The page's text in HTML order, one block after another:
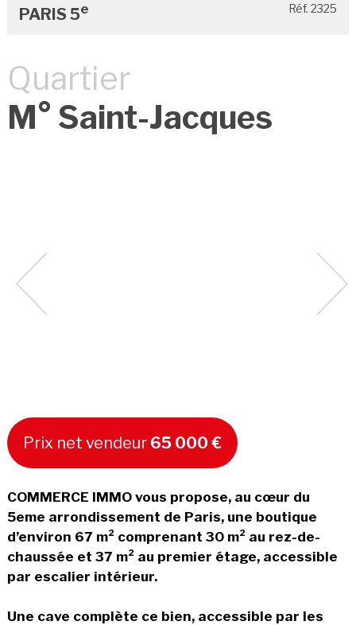
PARIS 5e Réf. 2325
Quartier
M° Saint-Jacques
Prix net vendeur 65 000 €
COMMERCE IMMO vous propose, au cœur du
5eme arrondissement de Paris, une boutique
d’environ 67 m² comprenant 30 m² au rez-de-
chaussée et 37 m² au premier étage, accessible
par escalier intérieur.
Une cave complète ce bien, accessible par les